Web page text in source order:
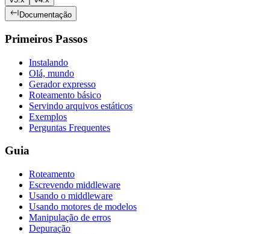
Documentação
Primeiros Passos
Instalando
Olá, mundo
Gerador expresso
Roteamento básico
Servindo arquivos estáticos
Exemplos
Perguntas Frequentes
Guia
Roteamento
Escrevendo middleware
Usando o middleware
Usando motores de modelos
Manipulação de erros
Depuração